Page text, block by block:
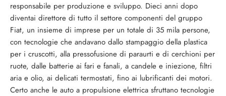
responsabile per produzione e sviluppo. Dieci anni dopo
diventai direttore di tutto il settore componenti del gruppo
Fiat, un insieme di imprese per un totale di 35 mila persone,
con tecnologie che andavano dallo stampaggio della plastica
per i cruscotti, alla pressofusione di paraurti e di cerchioni per
ruote, dalle batterie ai fari e fanali, a candele e iniezione, filtri
aria e olio, ai delicati termostati, fino ai lubrificanti dei motori.
Certo anche le auto a propulsione elettrica sfruttano tecnologie